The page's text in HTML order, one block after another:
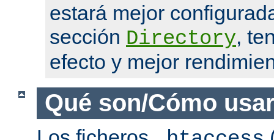
estará mejor
sección Directory,
efecto y mejor
Qué son/Cómo